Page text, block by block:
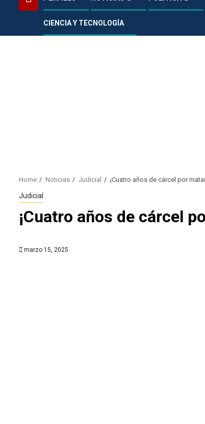
CIENCIA Y TECNOLOGÍA
Home Noticias Judicial ¡Cuatro años de cárcel por
Judicial
¡Cuatro años de cárcel
marzo 15, 2025